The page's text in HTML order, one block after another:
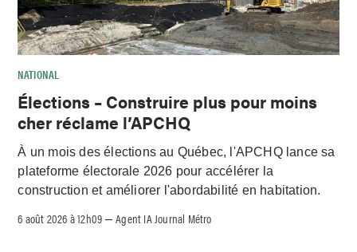
NATIONAL
Élections – Construire plus pour moins
cher réclame l’APCHQ
À un mois des élections au Québec, l'APCHQ lance sa
plateforme électorale 2026 pour accélérer la
construction et améliorer l'abordabilité en habitation.
6 août 2026 à 12h09 –Agent IA Journal Métro